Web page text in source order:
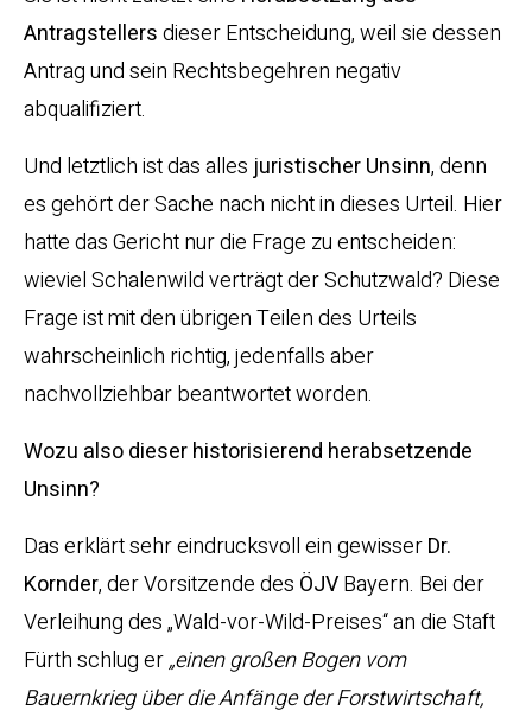
Antragstellersdieser Entscheidung, weil sie dessen
Antrag und sein Rechtsbegehren negativ
abqualifiziert.
Und letztlich ist das alles juristischer Unsinn, denn
es gehört der Sache nach nicht in dieses Urteil. Hier
hatte das Gericht nur die Frage zu entscheiden:
wieviel Schalenwild verträgt der Schutzwald? Diese
Frage ist mit den übrigen Teilen des Urteils
wahrscheinlich richtig, jedenfalls aber
nachvollziehbar beantwortet worden.
Wozu also dieser historisierend herabsetzende
Unsinn?
Das erklärt sehr eindrucksvoll ein gewisserDr.
Kornder, der Vorsitzende des ÖJVBayern. Bei der
Verleihung des „Wald-vor-Wild-Preises“ an die Staft
Fürth schlug er„einen großen Bogen vom
Bauernkrieg über die Anfänge der Forstwirtschaft,